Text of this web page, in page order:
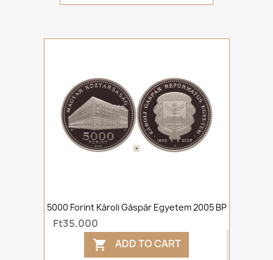
5000 Forint Károli Gáspár Egyetem 2005 BP
Ft35,000
 ADD TO CART